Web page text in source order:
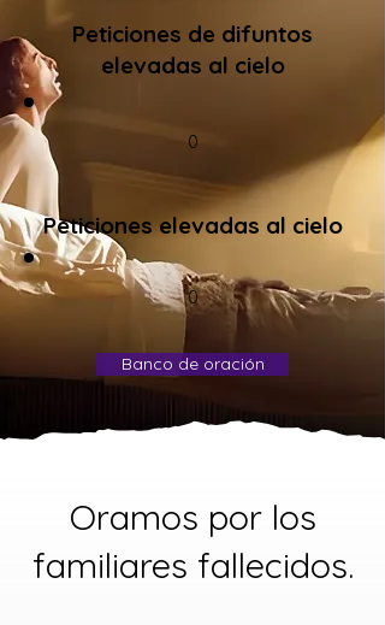
Peticiones de difuntos
elevadas al cielo
0
Peticiones elevadas al cielo
0
Banco de oración
Oramos por los
familiares fallecidos.